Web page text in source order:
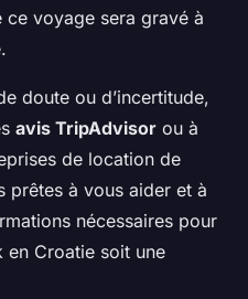
voyage sera gravé à
doute ou d’incertitude,
avis TripAdvisor ou à
de location de
prêtes à vous aider et à
nécessaires pour
Croatie soit une